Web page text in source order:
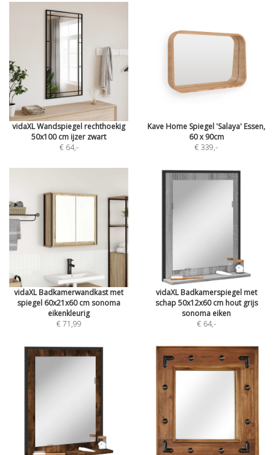
vidaXL Wandspiegel rechthoekig
50x100 cm ijzer zwart
€ 64,-
Kave Home Spiegel 'Salaya' Essen,
60 x 90cm
€ 339,-
vidaXL Badkamerwandkast met
spiegel 60x21x60 cm sonoma
eikenkleurig
€ 71,99
vidaXL Badkamerspiegel met
schap 50x12x60 cm hout grijs
sonoma eiken
€ 64,-